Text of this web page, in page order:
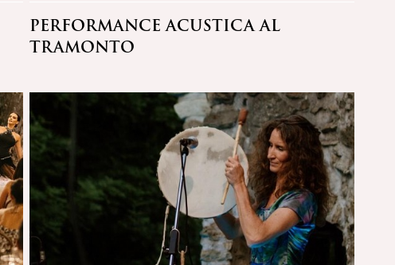
PERFORMANCE ACUSTICA AL
TRAMONTO